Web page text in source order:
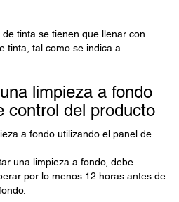
tinta se tienen que llenar con
tinta, tal como se indica a
limpieza a fondo
control del producto
a fondo utilizando el panel de
una limpieza a fondo, debe
por lo menos 12 horas antes de